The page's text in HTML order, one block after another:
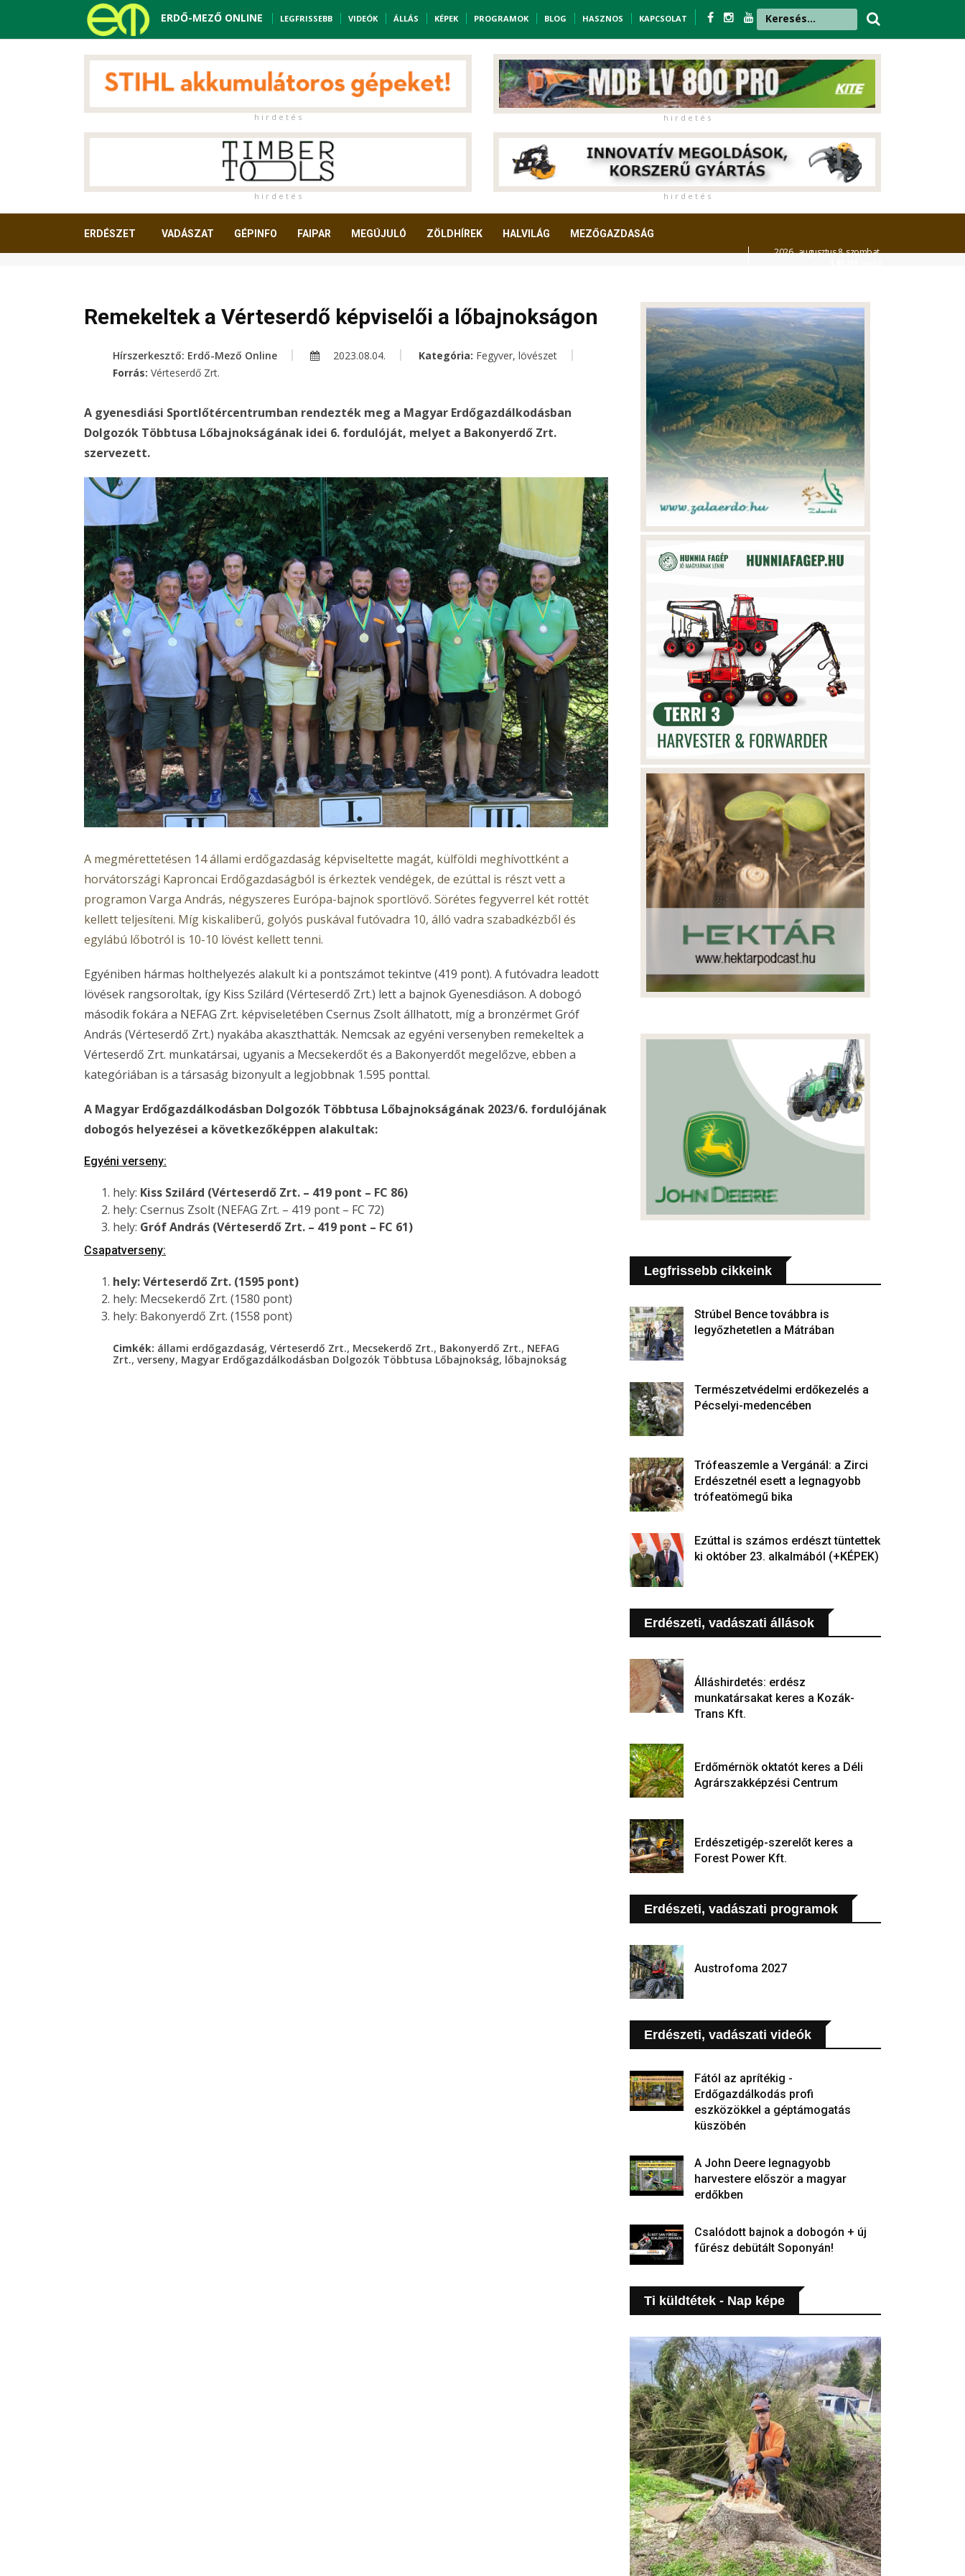
ERDŐ-MEZŐ ONLINE LEGFRISSEBB VIDEÓK ÁLLÁS KÉPEK PROGRAMOK BLOG HASZNOS KAPCSOLAT
h i r d e t é s h i r d e t é s
h i r d e t é s h i r d e t é s
ERDÉSZET VADÁSZAT GÉPINFO FAIPAR MEGÚJULÓ ZÖLDHÍREK HALVILÁG MEZŐGAZDASÁG
2026. augusztus 8. szombat,
Remekeltek a Vérteserdő képviselői a lőbajnokságon
Hírszerkesztő: Erdő-Mező Online 2023.08.04. Kategória: Fegyver, lövészet
Forrás: Vérteserdő Zrt.
A gyenesdiási Sportlőtércentrumban rendezték meg a Magyar Erdőgazdálkodásban
Dolgozók Többtusa Lőbajnokságának idei 6. fordulóját, melyet a Bakonyerdő Zrt.
szervezett.
A megmérettetésen 14 állami erdőgazdaság képviseltette magát, külföldi meghívottként a
horvátországi Kaproncai Erdőgazdaságból is érkeztek vendégek, de ezúttal is részt vett a
programon Varga András, négyszeres Európa-bajnok sportlövő. Sörétes fegyverrel két rottét
kellett teljesíteni. Míg kiskaliberű, golyós puskával futóvadra 10, álló vadra szabadkézből és
egylábú lőbotról is 10-10 lövést kellett tenni.
Egyéniben hármas holthelyezés alakult ki a pontszámot tekintve (419 pont). A futóvadra leadott
lövések rangsoroltak, így Kiss Szilárd (Vérteserdő Zrt.) lett a bajnok Gyenesdiáson. A dobogó
második fokára a NEFAG Zrt. képviseletében Csernus Zsolt állhatott, míg a bronzérmet Gróf
András (Vérteserdő Zrt.) nyakába akaszthatták. Nemcsak az egyéni versenyben remekeltek a
Vérteserdő Zrt. munkatársai, ugyanis a Mecsekerdőt és a Bakonyerdőt megelőzve, ebben a
kategóriában is a társaság bizonyult a legjobbnak 1.595 ponttal.
A Magyar Erdőgazdálkodásban Dolgozók Többtusa Lőbajnokságának 2023/6. fordulójának
dobogós helyezései a következőképpen alakultak:
Egyéni verseny:
hely: Kiss Szilárd (Vérteserdő Zrt. – 419 pont – FC 86)
hely: Csernus Zsolt (NEFAG Zrt. – 419 pont – FC 72)
hely: Gróf András (Vérteserdő Zrt. – 419 pont – FC 61)
Csapatverseny:
hely: Vérteserdő Zrt. (1595 pont)
hely: Mecsekerdő Zrt. (1580 pont)
hely: Bakonyerdő Zrt. (1558 pont)
Cimkék: állami erdőgazdaság, Vérteserdő Zrt., Mecsekerdő Zrt., Bakonyerdő Zrt., NEFAG
Zrt., verseny, Magyar Erdőgazdálkodásban Dolgozók Többtusa Lőbajnokság, lőbajnokság
Legfrissebb cikkeink
Strúbel Bence továbbra is
legyőzhetetlen a Mátrában
Természetvédelmi erdőkezelés a
Pécselyi-medencében
Trófeaszemle a Vergánál: a Zirci
Erdészetnél esett a legnagyobb
trófeatömegű bika
Ezúttal is számos erdészt tüntettek
ki október 23. alkalmából (+KÉPEK)
Erdészeti, vadászati állások
Álláshirdetés: erdész
munkatársakat keres a Kozák-
Trans Kft.
Erdőmérnök oktatót keres a Déli
Agrárszakképzési Centrum
Erdészetigép-szerelőt keres a
Forest Power Kft.
Erdészeti, vadászati programok
Austrofoma 2027
Erdészeti, vadászati videók
Fától az aprítékig -
Erdőgazdálkodás profi
eszközökkel a géptámogatás
küszöbén
A John Deere legnagyobb
harvestere először a magyar
erdőkben
Csalódott bajnok a dobogón + új
fűrész debütált Soponyán!
Ti küldtétek - Nap képe